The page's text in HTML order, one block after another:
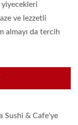
ve lezzetli
almayı da tercih
Sushi & Cafe'ye